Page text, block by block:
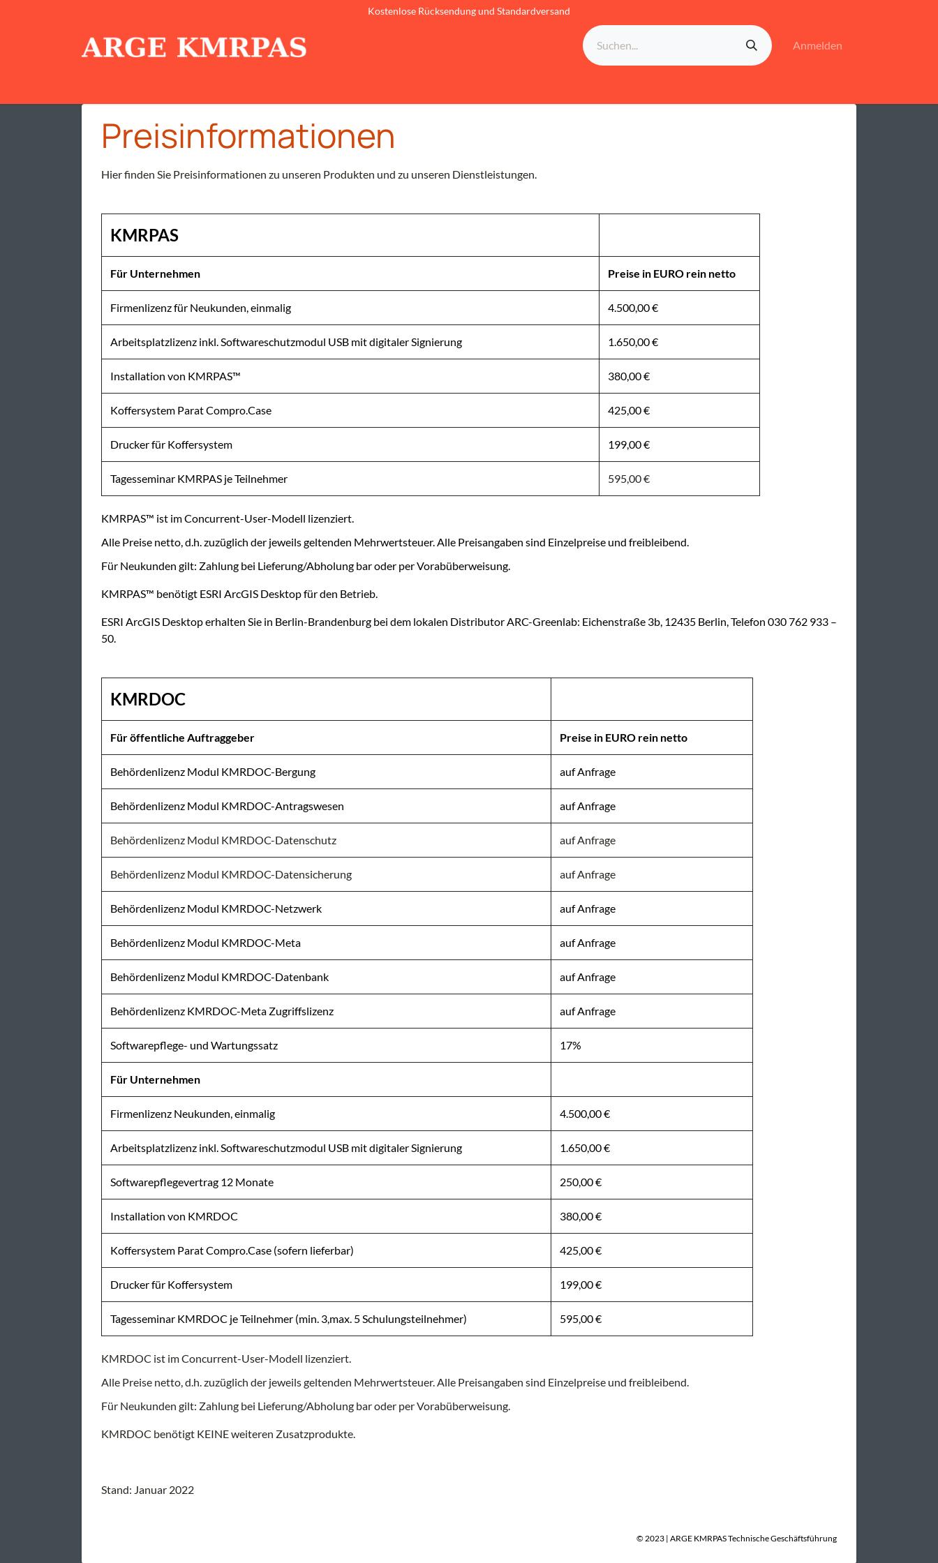
Kostenlose Rücksendung und Standardversand
Anmelden
Preisinformationen
Hier finden Sie Preisinformationen zu unseren Produkten und zu unseren Dienstleistungen.
KMRPAS
Für Unternehmen Preise in EURO rein netto
Firmenlizenz für Neukunden, einmalig 4.500,00 €
Arbeitsplatzlizenz inkl. Softwareschutzmodul USB mit digitaler Signierung 1.650,00 €
Installation von KMRPAS™ 380,00 €
Koffersystem Parat Compro.Case 425,00 €
Drucker für Koffersystem 199,00 €
Tagesseminar KMRPAS je Teilnehmer 595,00 €
KMRPAS™ ist im Concurrent-User-Modell lizenziert.
Alle Preise netto, d.h. zuzüglich der jeweils geltenden Mehrwertsteuer. Alle Preisangaben sind Einzelpreise und freibleibend.
Für Neukunden gilt: Zahlung bei Lieferung/Abholung bar oder per Vorabüberweisung.
KMRPAS™ benötigt ESRI ArcGIS Desktop für den Betrieb.
ESRI ArcGIS Desktop erhalten Sie in Berlin-Brandenburg bei dem lokalen Distributor ARC-Greenlab: Eichenstraße 3b, 12435 Berlin, Telefon 030 762 933 –
50.
KMRDOC
Für öffentliche Auftraggeber Preise in EURO rein netto
Behördenlizenz Modul KMRDOC-Bergung auf Anfrage
Behördenlizenz Modul KMRDOC-Antragswesen auf Anfrage
Behördenlizenz Modul KMRDOC-Datenschutz auf Anfrage
Behördenlizenz Modul KMRDOC-Datensicherung auf Anfrage
Behördenlizenz Modul KMRDOC-Netzwerk auf Anfrage
Behördenlizenz Modul KMRDOC-Meta auf Anfrage
Behördenlizenz Modul KMRDOC-Datenbank auf Anfrage
Behördenlizenz KMRDOC-Meta Zugriffslizenz auf Anfrage
Softwarepflege- und Wartungssatz 17%
Für Unternehmen
Firmenlizenz Neukunden, einmalig 4.500,00 €
Arbeitsplatzlizenz inkl. Softwareschutzmodul USB mit digitaler Signierung 1.650,00 €
Softwarepflegevertrag 12 Monate 250,00 €
Installation von KMRDOC 380,00 €
Koffersystem Parat Compro.Case (sofern lieferbar) 425,00 €
Drucker für Koffersystem 199,00 €
Tagesseminar KMRDOC je Teilnehmer (min. 3,max. 5 Schulungsteilnehmer) 595,00 €
KMRDOC ist im Concurrent-User-Modell lizenziert.
Alle Preise netto, d.h. zuzüglich der jeweils geltenden Mehrwertsteuer. Alle Preisangaben sind Einzelpreise und freibleibend.
Für Neukunden gilt: Zahlung bei Lieferung/Abholung bar oder per Vorabüberweisung.
KMRDOC benötigt KEINE weiteren Zusatzprodukte.
Stand: Januar 2022
​© 2023 | ARGE KMRPAS Technische Geschäftsführung